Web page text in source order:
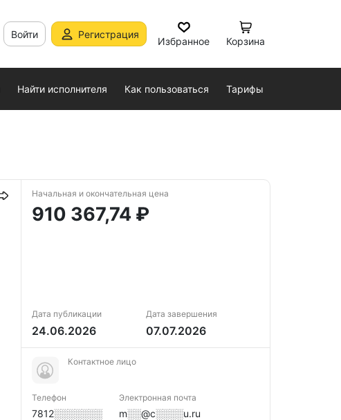
Войти Регистрация
Избранное Корзина
Найти исполнителя Как пользоваться Тарифы
Начальная и окончательная цена
910 367,74 ₽
Дата публикации
24.06.2026
Дата завершения
07.07.2026
Контактное лицо
Телефон
7812░░░░░░░
Электронная почта
m░░@c░░░░u.ru